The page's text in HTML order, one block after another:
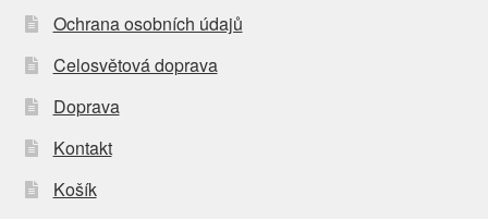
Ochrana osobních údajů
Celosvětová doprava
Doprava
Kontakt
Košík